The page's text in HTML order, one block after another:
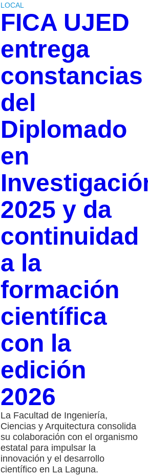
LOCAL
FICA UJED
entrega
constancias
del
Diplomado
en
2025 y da
continuidad
a la
formación
científica
con la
edición
2026
La Facultad de Ingeniería,
Ciencias y Arquitectura consolida
su colaboración con el organismo
estatal para impulsar la
innovación y el desarrollo
científico en La Laguna.